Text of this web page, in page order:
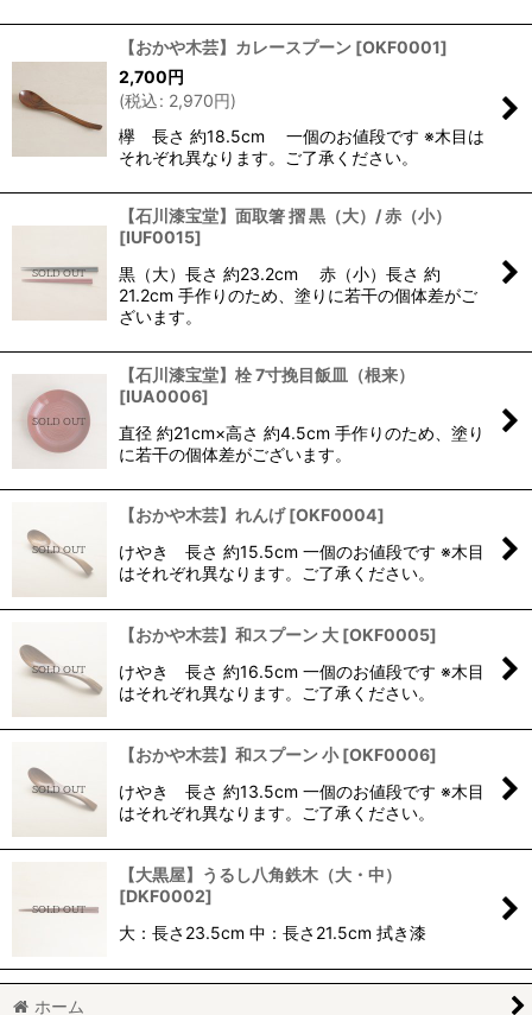
【おかや木芸】カレースプーン [OKF0001]
2,700円
(税込: 2,970円)
欅 長さ 約18.5cm 一個のお値段です ※木目は
それぞれ異なります。ご了承ください。
【石川漆宝堂】面取箸 摺 黒（大）/ 赤（小）
[IUF0015]
黒（大）長さ 約23.2cm 赤（小）長さ 約
21.2cm 手作りのため、塗りに若干の個体差がご
ざいます。
【石川漆宝堂】栓 7寸挽目飯皿（根来）
[IUA0006]
直径 約21cm×高さ 約4.5cm 手作りのため、塗り
に若干の個体差がございます。
【おかや木芸】れんげ [OKF0004]
けやき 長さ 約15.5cm 一個のお値段です ※木目
はそれぞれ異なります。ご了承ください。
【おかや木芸】和スプーン 大 [OKF0005]
けやき 長さ 約16.5cm 一個のお値段です ※木目
はそれぞれ異なります。ご了承ください。
【おかや木芸】和スプーン 小 [OKF0006]
けやき 長さ 約13.5cm 一個のお値段です ※木目
はそれぞれ異なります。ご了承ください。
【大黒屋】うるし八角鉄木（大・中）
[DKF0002]
大：長さ23.5cm 中：長さ21.5cm 拭き漆
ホーム